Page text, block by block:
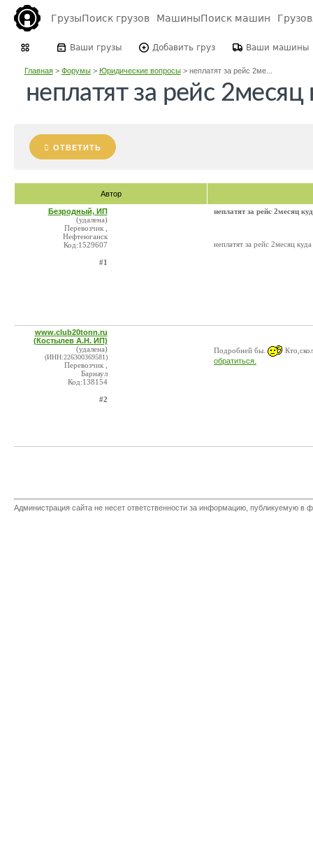
ГрузыПоиск грузов МашиныПоиск машин
Ваши грузы Добавить груз Ваши машины
Главная> Форумы> Юридические вопросы> неплатят за рейс 2ме...
неплатят за рейс 2месяц
ОТВЕТИТЬ
Автор
Безродный, ИП
(удалена)
Перевозчик ,
Нефтеюганск
Код:1529607
#1
неплатят за рейс 2месяц
неплатят за рейс 2месяц
www.club20tonn.ru
(Костылев А.Н. ИП)
(удалена)
(ИНН:226300369581)
Перевозчик ,
Барнаул
Код:138154
#2
Подробней бы.
обратиться.
Администрация сайта не несет ответственности за информацию, публикуемую